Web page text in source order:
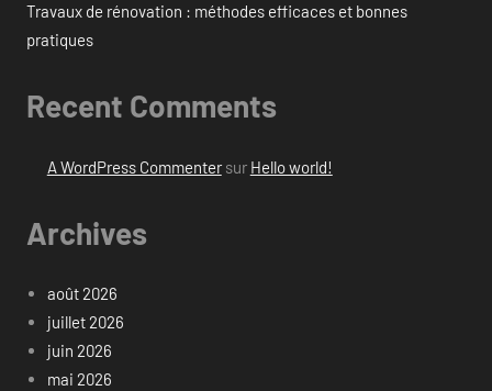
Travaux de rénovation : méthodes efficaces et bonnes
pratiques
Recent Comments
A WordPress Commentersur Hello world!
Archives
août 2026
juillet 2026
juin 2026
mai 2026